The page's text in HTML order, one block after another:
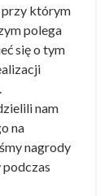
przy którym
polega
się o tym
nam
na
nagrody